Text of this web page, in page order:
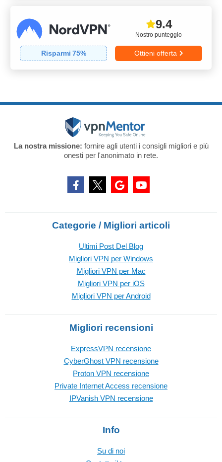
Nostro punteggio
9.4
Risparmi 75% Ottieni offerta
La nostra missione: fornire agli utenti i consigli migliori e più
onesti per l'anonimato in rete.
Categorie / Migliori articoli
Ultimi Post Del Blog
Migliori VPN per Windows
Migliori VPN per Mac
Migliori VPN per iOS
Migliori VPN per Android
Migliori recensioni
ExpressVPN recensione
CyberGhost VPN recensione
Proton VPN recensione
Private Internet Access recensione
IPVanish VPN recensione
Info
Su di noi